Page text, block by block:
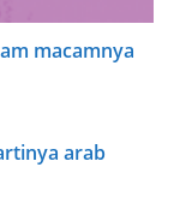
macamnya
arab